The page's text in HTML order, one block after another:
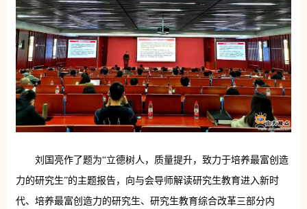
刘国亮作了题为“立德树人，质量提升，致力于培养最富创造
力的研究生”的主题报告，向与会导师解读研究生教育进入新时
代、培养最富创造力的研究生、研究生教育综合改革三部分内